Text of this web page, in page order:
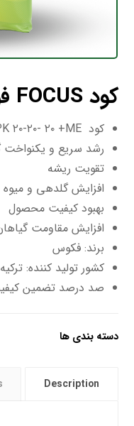
کود FOCUS فوکوس ۲۰-۲۰-۲۰
کود NPK ۲۰-۲۰- ۲۰ +ME
رشد سریع و یکنواخت
تقویت ریشه
افزایش گلدهی و
بهبود کیفیت محصول
افزایش مقاومت
برند: فکوس
کشور تولید کننده: ترکیه
صد درصد تضمین
دسته بندی ها
Description